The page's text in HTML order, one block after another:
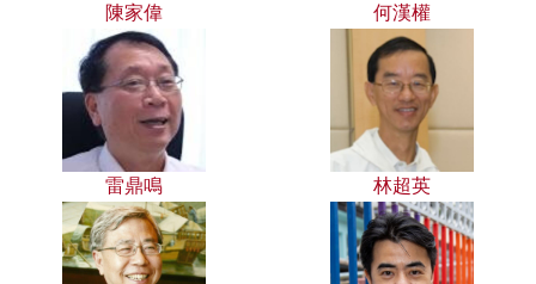
陳家偉 何漢權
雷鼎鳴 林超英